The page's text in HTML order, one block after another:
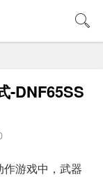
-DNF65SS
作游戏中，武器